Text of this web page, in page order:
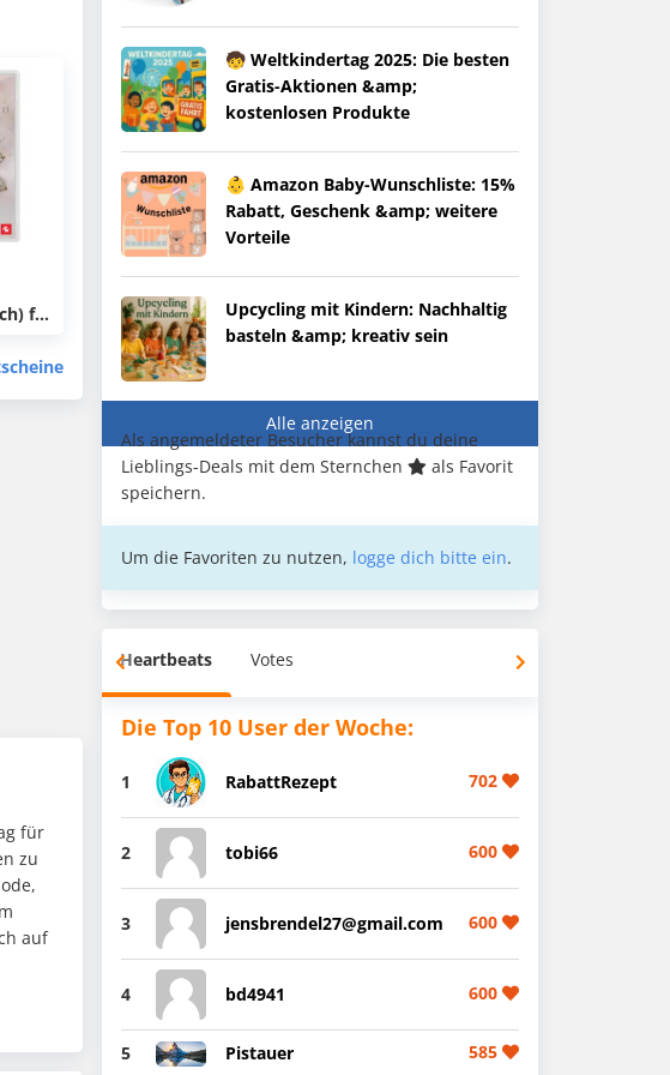
für
für
zu
auf
🧒 Weltkindertag 2025: Die besten
Gratis-Aktionen &amp;
kostenlosen Produkte
👶 Amazon Baby-Wunschliste: 15%
Rabatt, Geschenk &amp; weitere
Vorteile
Upcycling mit Kindern: Nachhaltig
basteln &amp; kreativ sein
Alle anzeigen
Als angemeldeter Besucher kannst du deine
Lieblings-Deals mit dem Sternchen
als Favorit
speichern.
Um die Favoriten zu nutzen, logge dich bitte ein.
Heartbeats Votes
Die Top 10 User der Woche:
1 RabattRezept 702
2 tobi66 600
3 jensbrendel27@gmail.com 600
4 bd4941 600
5 Pistauer 585